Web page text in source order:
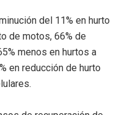
del 11% en hurto
de motos, 66% de
menos en hurtos a
en reducción de hurto